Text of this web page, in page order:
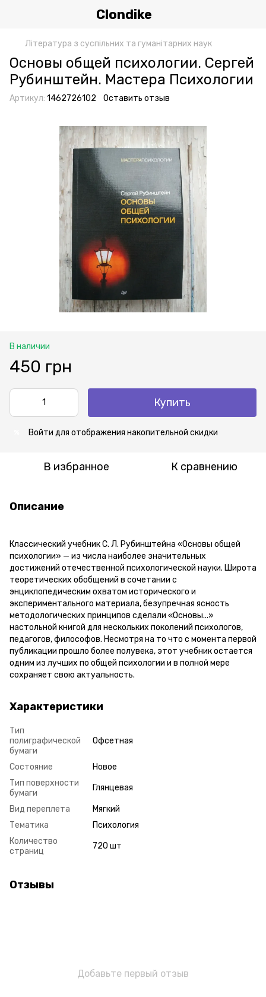
Clondike
Література з суспільних та гуманітарних наук
Основы общей психологии. Сергей
Рубинштейн. Мастера Психологии
Артикул: 1462726102 Оставить отзыв
В наличии
450 грн
Купить
Войти для отображения накопительной скидки
В избранное К сравнению
Описание
Классический учебник С. Л. Рубинштейна «Основы общей
психологии» — из числа наиболее значительных
достижений отечественной психологической науки. Широта
теоретических обобщений в сочетании с
энциклопедическим охватом исторического и
экспериментального материала, безупречная ясность
методологических принципов сделали «Основы...»
настольной книгой для нескольких поколений психологов,
педагогов, философов. Несмотря на то что с момента первой
публикации прошло более полувека, этот учебник остается
одним из лучших по общей психологии и в полной мере
сохраняет свою актуальность.
Характеристики
Тип
полиграфической
бумаги
Офсетная
Состояние
Новое
Тип поверхности
бумаги
Глянцевая
Вид переплета
Мягкий
Тематика
Психология
Количество
страниц
720 шт
Отзывы
Добавьте первый отзыв